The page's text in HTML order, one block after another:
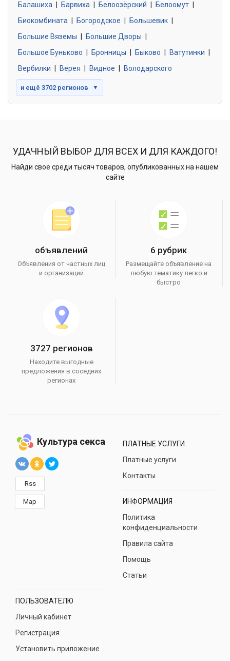
Знакомства без обязательств
0 объявлений
Балашиха
Барвиха Белоозёрский Белоомут
Биокомбината
Богородское Большевик
Большие Вяземы
Большие Дворы
Большое Буньково
Бронницы Быково Ватутинки
Вербилки
Верея Видное Володарского
и ещё 3702 регионов ▼
УДАЧНЫЙ ВЫБОР ДЛЯ ВСЕХ И ДЛЯ КАЖДОГО!
Найди свое среди тысяч товаров, опубликованных на нашем
сайте
объявлений
Объявления от частных лиц
и организаций
6 рубрик
Размещайте объявление на
любую тематику легко и
быстро
3727 регионов
Находите выгодные
предложения в соседних
регионах
Культура секса
Rss
Map
ПЛАТНЫЕ УСЛУГИ
Платные услуги
Контакты
ИНФОРМАЦИЯ
Политика
конфиденциальности
Правила сайта
Помощь
Статьи
ПОЛЬЗОВАТЕЛЮ
Личный кабинет
Регистрация
Установить приложение